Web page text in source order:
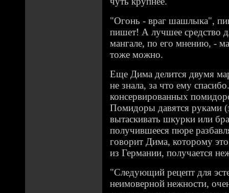
"Огонь - враг шашлыка",
пишет! А лучшее средство
мангале, по его мнению, -
тоже можно.
Еще Дима делится двумя
не знала, за что ему
консервированных
Помидоры давятся руками
вытаскивать шкурки или
получившееся пюре
говорит Дима, которому
из Германии, получается
"Следующий рецепт для
неимоверной нежности,